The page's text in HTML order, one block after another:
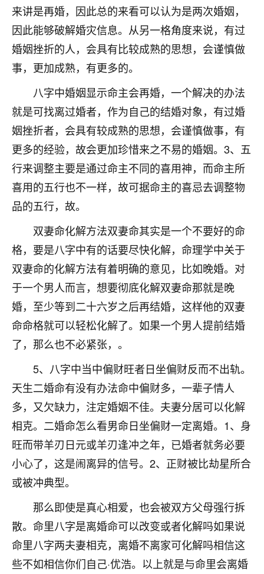
来讲是再婚，因此总的来看可以认为是两次婚姻，
因此能够破解婚灾信息。从另一格角度来说，有过
婚姻挫折的人，会具有比较成熟的思想，会谨慎做
事，更加成熟，有更多的。
八字中婚姻显示命主会再婚，一个解决的办法
就是可找离过婚者，作为自己的结婚对象，有过婚
姻挫折者，会具有较成熟的思想，会谨慎做事，有
更多的经验，故会更加珍惜来之不易的婚姻。3、五
行来调整主要是通过命主不同的喜用神，而命主所
喜用的五行也不一样，故可据命主的喜忌去调整物
品的五行，故。
双妻命化解方法双妻命其实是一个不要好的命
格，要是八字中有的话要尽快化解，命理学中关于
双妻命的化解方法有着明确的意见，比如晚婚。对
于一个男人而言，想要彻底化解双妻命那就是晚
婚，至少等到二十六岁之后再结婚，这样他的双妻
命命格就可以轻松化解了。如果一个男人提前结婚
了，那么也不必紧张，。
5、八字中当中偏财旺者日坐偏财反而不出轨。
天生二婚命有没有办法命中偏财多，一辈子情人
多，又欠缺力，注定婚姻不佳。夫妻分居可以化解
相克。二婚命怎么看男命日坐偏财一定离婚。1、身
旺而带羊刃日元或羊刃逢冲之年，已婚者就务必要
小心了，这是闹离异的信号。2、正财被比劫星所合
或被冲典型。
那么即使是真心相爱，也会被双方父母强行拆
散。命里八字是离婚命可以改变或者化解吗如果说
命里八字两夫妻相克，离婚不离家可化解吗相信这
些不如相信你们自己·优浩。以上就是与命里会离婚
鹿森：可怜天下父母心啊！
3小时前 来自河北 16
付深
三个，找老师的时候是抱着侥幸心理，没想到老师看
着我晋升有望，我半信半疑的按照老师建议，做了化
太岁还有一个发钱粮，本来年前的人事调整，拖到年
后，我以为都没戏了，结果开年一上班，开会提拔升
职第一个就是我，职务无所谓，主要是底薪加了
3000，非常开心，无论如何，感恩感谢！🙏🏻
鹿森：恭喜升职加薪！！，请客吗？�
12小时前 来自北京
心心相印
我身体不太好，总是病病殃殃的，去检查又没什么大
问题，反正就是不舒服。中医西医看遍了，找不到问
题，后来无意中看到有人推荐慧来老师，跟老师聊过
之后，心情豁然开朗，也听老师建议，处理了一些因
果问题。今年以来，身体比以前好多，主要是心情好
了，老师说境随心转，现在深有体会了。
鹿森 ：是的，其实跟老师聊过之后，最大的感
触，首先就是心态会变好，万般皆是命，半点
不由人！
1天前 来自四川 9
金白水清
我也想找老师看看，有没有人给个联系方式的啊？
鹿森：慧来老师微信：gjsy0624
1天前 来自江西 12
青春168
我也想要，我也想要！
2天前 来自山西 15